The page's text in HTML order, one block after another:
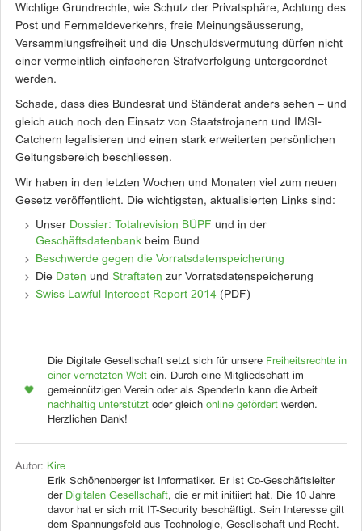
Wichtige Grundrechte, wie Schutz der Privatsphäre, Achtung des
Post­ und Fernmeldeverkehrs, freie Meinungsäusserung,
Versammlungsfreiheit und die Unschuldsvermutung dürfen nicht
einer vermeintlich einfacheren Strafverfolgung untergeordnet
werden.
Schade, dass dies Bundesrat und Ständerat anders sehen – und
gleich auch noch den Einsatz von Staatstrojanern und IMSI-
Catchern legalisieren und einen stark erweiterten persönlichen
Geltungsbereich beschliessen.
Wir haben in den letzten Wochen und Monaten viel zum neuen
Gesetz veröffentlicht. Die wichtigsten, aktualisierten Links sind:
Unser Dossier: Totalrevision BÜPF und in der
Geschäftsdatenbank beim Bund
Beschwerde gegen die Vorratsdatenspeicherung
Die Daten und Straftaten zur Vorratsdatenspeicherung
Swiss Lawful Intercept Report 2014 (PDF)
Die Digitale Gesellschaft setzt sich für unsere Freiheitsrechte in
einer vernetzten Welt ein. Durch eine Mitgliedschaft im
gemeinnützigen Verein oder als SpenderIn kann die Arbeit
nachhaltig unterstützt oder gleich online gefördert werden.
Herzlichen Dank!
Autor: Kire
Erik Schönenberger ist Informatiker. Er ist Co-Geschäftsleiter
der Digitalen Gesellschaft, die er mit initiiert hat. Die 10 Jahre
davor hat er sich mit IT-Security beschäftigt. Sein Interesse gilt
dem Spannungsfeld aus Technologie, Gesellschaft und Recht.